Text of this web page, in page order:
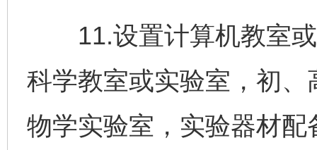
11.设置计算机教室或
科学教室或实验室，初
物学实验室，实验器材